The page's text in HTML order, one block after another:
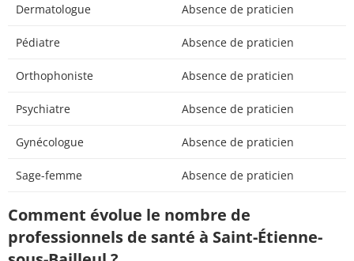
Dermatologue Absence de praticien
Pédiatre Absence de praticien
Orthophoniste Absence de praticien
Psychiatre Absence de praticien
Gynécologue Absence de praticien
Sage-femme Absence de praticien
Comment évolue le nombre de
professionnels de santé à Saint-Étienne-